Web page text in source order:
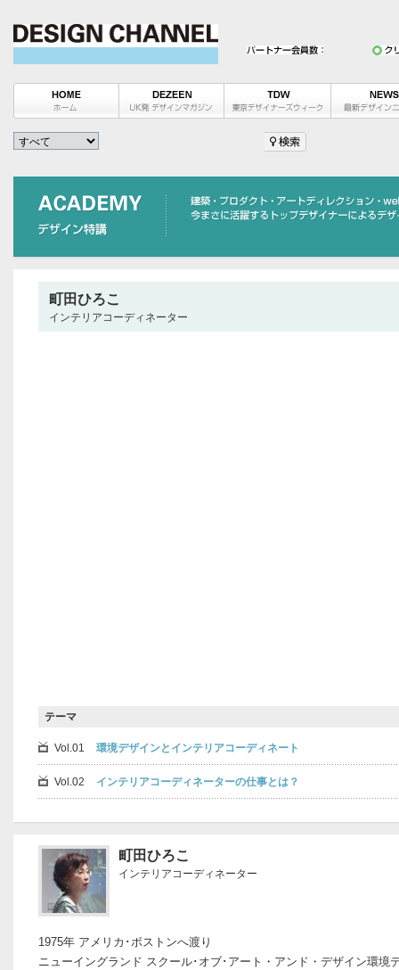
町田ひろこ
インテリアコーディネーター
テーマ
Vol.01 環境デザインとインテリアコーディネート
Vol.02 インテリアコーディネーターの仕事とは？
町田ひろこ
インテリアコーディネーター
1975年 アメリカ･ボストンへ渡り
ニューイングランド スクール･オブ･アート・アンド・デザイン環境